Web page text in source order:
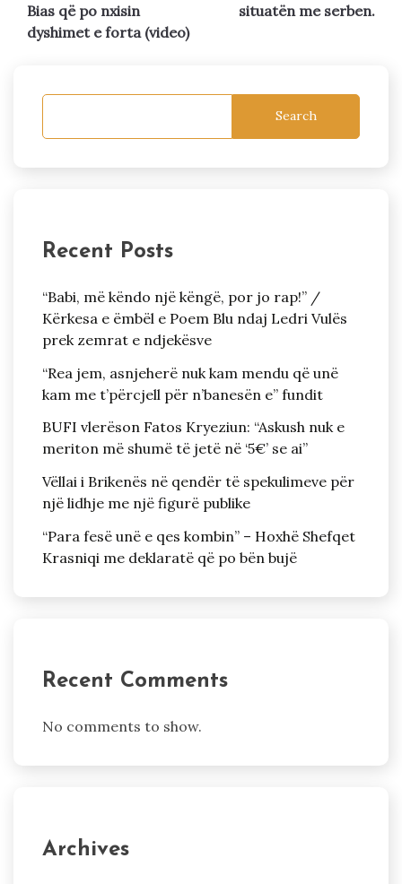
Bias që po nxisin
dyshimet e forta (video)
situatën me serben.
Search
Recent Posts
“Babi, më këndo një këngë, por jo rap!” /
Kërkesa e ëmbël e Poem Blu ndaj Ledri Vulës
prek zemrat e ndjekësve
“Rea jem, asnjeherë nuk kam mendu që unë
kam me t’përcjell për n’banesën e” fundit
BUFI vlerëson Fatos Kryeziun: “Askush nuk e
meriton më shumë të jetë në ‘5€’ se ai”
Vëllai i Brikenës në qendër të spekulimeve për
një lidhje me një figurë publike
“Para fesë unë e qes kombin” – Hoxhë Shefqet
Krasniqi me deklaratë që po bën bujë
Recent Comments
No comments to show.
Archives